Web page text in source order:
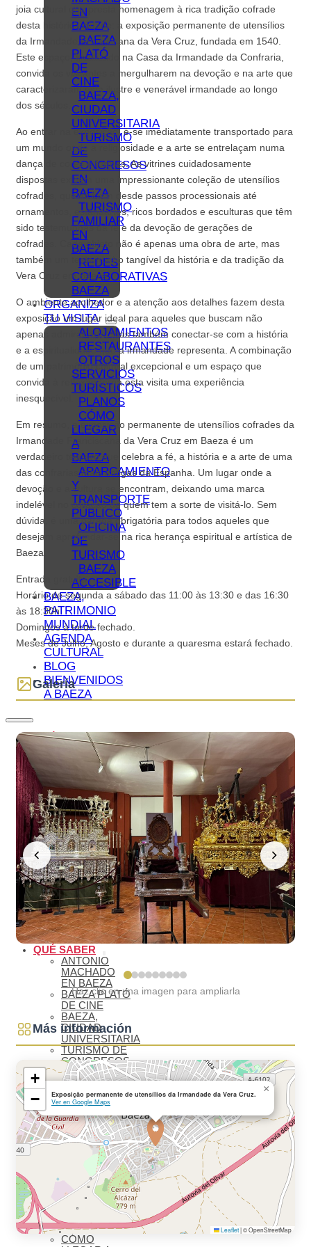
EN
BAEZA
BAEZA
PLATÓ
DE
CINE
BAEZA,
CIUDAD
UNIVERSITARIA
TURISMO
DE
CONGRESOS
EN
BAEZA
TURISMO
FAMILIAR
EN
BAEZA
REDES
COLABORATIVAS
BAEZA
ORGANIZA
TU VISITA
ALOJAMIENTOS
RESTAURANTES
OTROS
SERVICIOS
TURÍSTICOS
PLANOS
CÓMO
LLEGAR
A
BAEZA
APARCAMIENTO
Y
TRANSPORTE
PÚBLICO
OFICINA
DE
TURISMO
BAEZA
ACCESIBLE
BAEZA,
PATRIMONIO
MUNDIAL
AGENDA
CULTURAL
BLOG
BIENVENIDOS
A BAEZA
QUÉ VER
IMPRESCINDIBLES
QUÉ VER –
MONUMENTOS
MUSEOS
QUÉ VER –
LAGUNA
GRANDE
VISITAS
VIRTUALES
RUTAS Y
GUÍAS
MONUMENTALES
OLEOTURISMO
GASTRONOMÍA
BAEZANA
FIESTAS Y
SEMANA
SANTA
QUÉ SABER
ANTONIO
MACHADO
EN BAEZA
BAEZA PLATÓ
DE CINE
BAEZA,
CIUDAD
UNIVERSITARIA
TURISMO DE
CONGRESOS
EN BAEZA
TURISMO
FAMILIAR EN
BAEZA
REDES
COLABORATIVAS
BAEZA
ORGANIZA TU
ALOJAMIENTOS
RESTAURANTES
OTROS
SERVICIOS
TURÍSTICOS
PLANOS
CÓMO
joia cultural que presta homenagem à rica tradição cofrade
desta histórica cidade: a exposição permanente de utensílios
da Irmandade Franciscana da Vera Cruz, fundada em 1540.
Este espaço, localizado na Casa da Irmandade da Confraria,
convida os visitantes a mergulharem na devoção e na arte que
caracterizaram esta ilustre e venerável irmandade ao longo
dos séculos.
Ao entrar na exposição, é-se imediatamente transportado para
um mundo onde a religiosidade e a arte se entrelaçam numa
dança de cores e formas. As vitrines cuidadosamente
dispostas exibem uma impressionante coleção de utensílios
cofrades, que incluem desde passos processionais até
ornamentos, estandartes, ricos bordados e esculturas que têm
sido testemunhas da fé e da devoção de gerações de
cofrades. Cada objeto não é apenas uma obra de arte, mas
também um testemunho tangível da história e da tradição da
Vera Cruz em Baeza.
O ambiente acolhedor e a atenção aos detalhes fazem desta
exposição um lugar ideal para aqueles que buscam não
apenas admirar arte, mas também conectar-se com a história
e a espiritualidade que a irmandade representa. A combinação
de um patrimônio cultural excepcional e um espaço que
convida à reflexão torna esta visita uma experiência
inesquecível.
Em resumo, a exposição permanente de utensílios cofrades da
Irmandade Franciscana da Vera Cruz em Baeza é um
verdadeiro tesouro que celebra a fé, a história e a arte de uma
das confrarias mais antigas da Espanha. Um lugar onde a
devoção e a cultura se encontram, deixando uma marca
indelével no coração de quem tem a sorte de visitá-lo. Sem
dúvida, é uma parada obrigatória para todos aqueles que
desejam aprofundar-se na rica herança espiritual e artística de
Baeza.
Entrada gratuita
Horário de segunda a sábado das 11:00 às 13:30 e das 16:30
às 18:30h
Domingos à tarde fechado.
Meses de Julho, Agosto e durante a quaresma estará fechado.
Galería
Haz clic en una imagen para ampliarla
Más información
Exposição permanente de utensílios da Irmandade da Vera Cruz.
Ver en Google Maps
×
+
−
Leaflet|© OpenStreetMap